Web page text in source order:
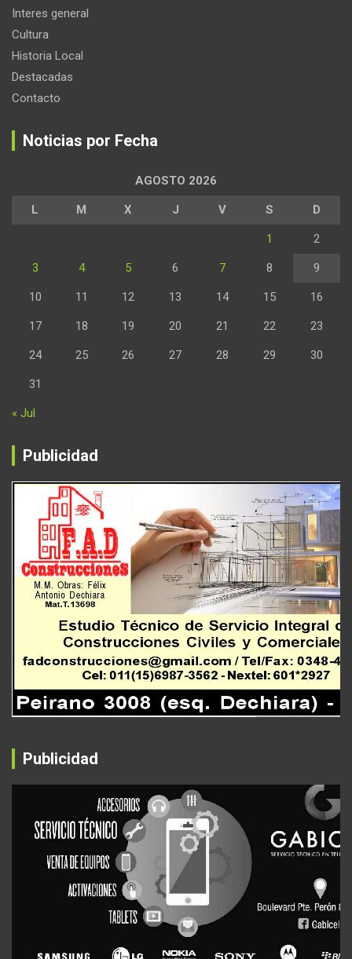
Interes general
Cultura
Historia Local
Destacadas
Contacto
Noticias por Fecha
AGOSTO 2026
L M X J V S D
1 2
3 4 5 6 7 8 9
10 11 12 13 14 15 16
17 18 19 20 21 22 23
24 25 26 27 28 29 30
31
« Jul
Publicidad
Publicidad